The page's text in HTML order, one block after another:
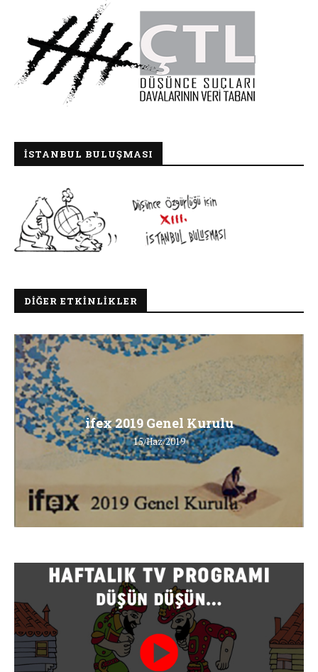
İSTANBUL BULUŞMASI
DIĞER ETKINLIKLER
ifex 2019 Genel Kurulu
15/Haz/2019